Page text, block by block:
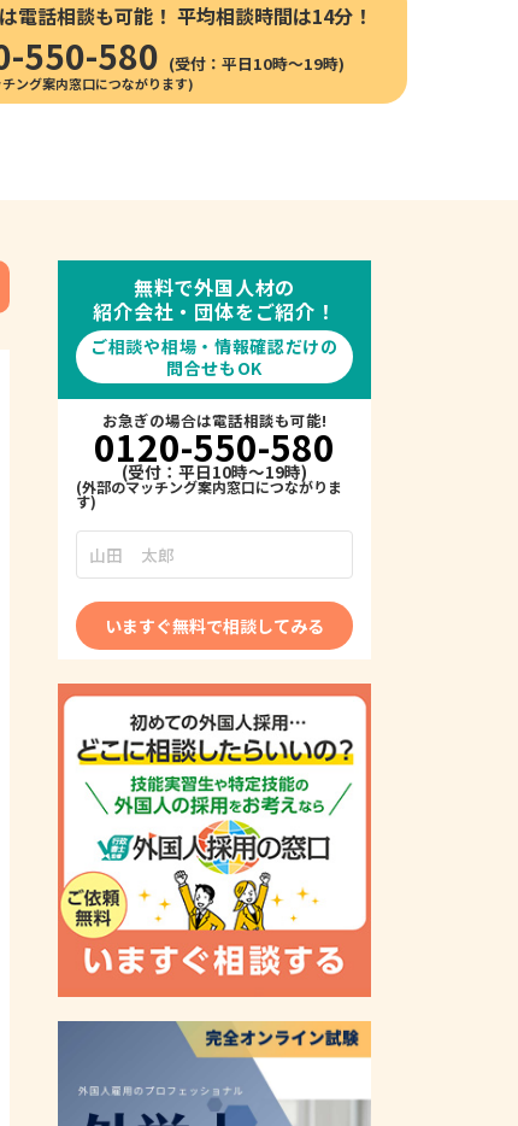
電話相談も可能！ 平均相談時間は14分！
550-580 (受付：平日10時〜19時)
無料で外国人材の
紹介会社・団体をご紹介！
ご相談や相場・情報確認だけの
問合せもOK
お急ぎの場合は電話相談も可能!
0120-550-580
(受付：平日10時～19時)
いますぐ無料で相談してみる